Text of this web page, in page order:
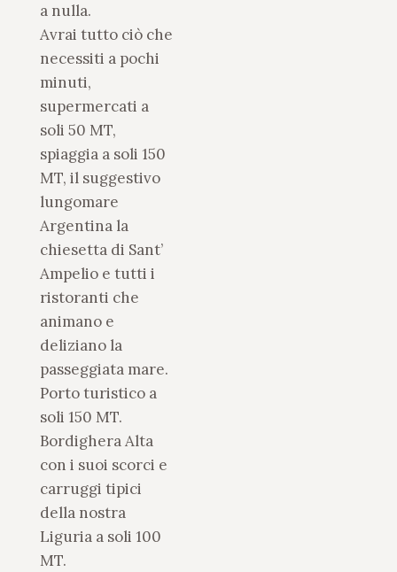
a nulla.
Avrai tutto ciò che
necessiti a pochi
minuti,
supermercati a
soli 50 MT,
spiaggia a soli 150
MT, il suggestivo
lungomare
Argentina la
chiesetta di Sant’
Ampelio e tutti i
ristoranti che
animano e
deliziano la
passeggiata mare.
Porto turistico a
soli 150 MT.
Bordighera Alta
con i suoi scorci e
carruggi tipici
della nostra
Liguria a soli 100
MT.